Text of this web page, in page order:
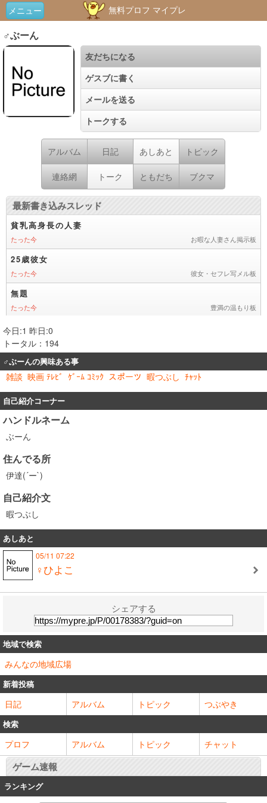
メニュー 無料プロフ マイプレ
♂ぶーん
友だちになる
ゲスブに書く
メールを送る
トークする
アルバム 日記 あしあと トピック
連絡網 トーク ともだち ブクマ
今日:1 昨日:0
トータル：194
♂ぶーんの興味ある事
雑談 映画 ﾃﾚﾋﾞ ｹﾞｰﾑ ｺﾐｯｸ スポーツ 暇つぶし ﾁｬｯﾄ
自己紹介コーナー
ハンドルネーム
ぶーん
住んでる所
伊達(´ー`)
自己紹介文
暇つぶし
あしあと
05/11 07:22
♀ひよこ
シェアする
地域で検索
みんなの地域広場
新着投稿
日記 アルバム トピック つぶやき
検索
プロフ アルバム トピック チャット
ゲーム速報
ランキング